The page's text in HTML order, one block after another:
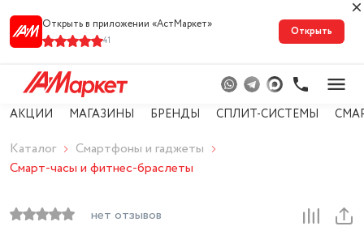
Открыть в приложении «АстМарке‪т‬»
41
Открыть
АКЦИИ МАГАЗИНЫ БРЕНДЫ СПЛИТ-СИСТЕМЫ
Каталог
Смартфоны и гаджеты
Смарт-часы и фитнес-браслеты
нет отзывов